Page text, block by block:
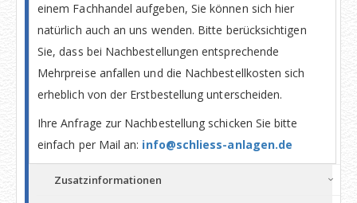
einem Fachhandel aufgeben, Sie können sich hier
natürlich auch an uns wenden. Bitte berücksichtigen
Sie, dass bei Nachbestellungen entsprechende
Mehrpreise anfallen und die Nachbestellkosten sich
erheblich von der Erstbestellung unterscheiden.
Ihre Anfrage zur Nachbestellung schicken Sie bitte
einfach per Mail an: info@schliess-anlagen.de
Zusatzinformationen